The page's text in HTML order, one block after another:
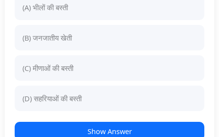
(A) भीलों की बस्ती
(B) जनजातीय खेती
(C) मीणाओं की बस्ती
(D) सहरियाओं की बस्ती
Show Answer